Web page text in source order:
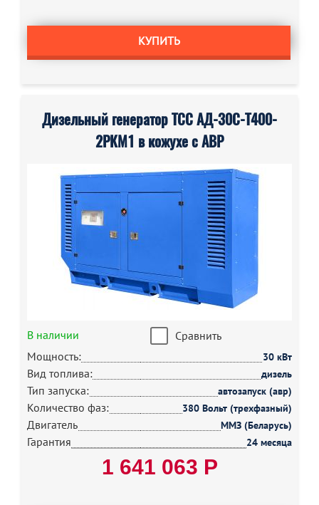
КУПИТЬ
Дизельный генератор ТСС АД-30С-Т400-
2РКМ1 в кожухе с АВР
В наличии
Сравнить
Мощность:
30 кВт
Вид топлива: дизель
Тип запуска: автозапуск (авр)
Количество фаз: 380 Вольт (трехфазный)
Двигатель ММЗ (Беларусь)
Гарантия 24 месяца
1 641 063 Р